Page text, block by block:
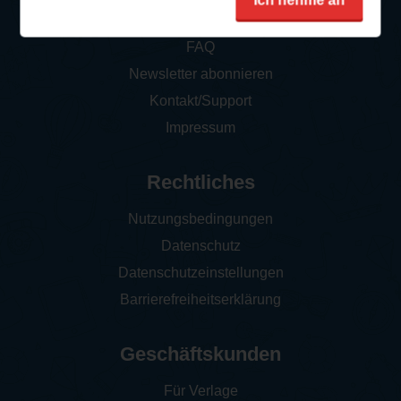
So funktioniert‘s
FAQ
Newsletter abonnieren
Kontakt/Support
Impressum
Rechtliches
Nutzungsbedingungen
Datenschutz
Datenschutzeinstellungen
Barrierefreiheitserklärung
Geschäftskunden
Für Verlage